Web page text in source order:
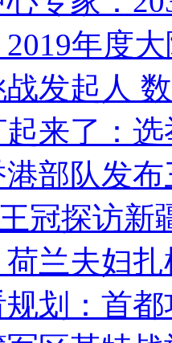
年度
发起人
来了：
部队发
冠探访新
荷兰夫妇
划：首